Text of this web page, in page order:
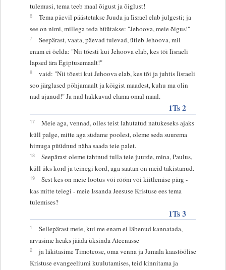
tulemusi, tema teeb maal õigust ja õiglust!
6
Tema päevil päästetakse Juuda ja Iisrael elab julgesti; ja
see on nimi, millega teda hüütakse: "Jehoova, meie õigus!"
7
Seepärast, vaata, päevad tulevad, ütleb Jehoova, mil
enam ei öelda: "Nii tõesti kui Jehoova elab, kes tõi Iisraeli
lapsed ära Egiptusemaalt!"
8
vaid: "Nii tõesti kui Jehoova elab, kes tõi ja juhtis Iisraeli
soo järglased põhjamaalt ja kõigist maadest, kuhu ma olin
nad ajanud!" Ja nad hakkavad elama omal maal.
1Ts 2
17
Meie aga, vennad, olles teist lahutatud natukeseks ajaks
küll palge, mitte aga südame poolest, oleme seda suurema
himuga püüdnud näha saada teie palet.
18
Seepärast oleme tahtnud tulla teie juurde, mina, Paulus,
küll üks kord ja teinegi kord, aga saatan on meid takistanud.
19
Sest kes on meie lootus või rõõm või kiitlemise pärg -
kas mitte teiegi - meie Issanda Jeesuse Kristuse ees tema
tulemises?
1Ts 3
1
Sellepärast meie, kui me enam ei läbenud kannatada,
arvasime heaks jääda üksinda Ateenasse
2
ja läkitasime Timoteose, oma venna ja Jumala kaastöölise
Kristuse evangeeliumi kuulutamises, teid kinnitama ja